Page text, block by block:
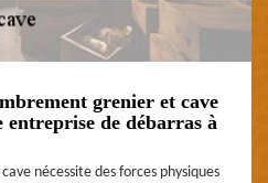
grenier et cave
de débarras à
nécessite des forces physiques